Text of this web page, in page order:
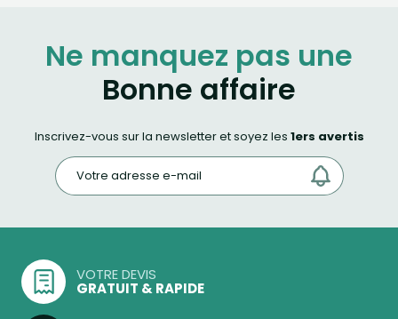
Ne manquez pas une
Bonne affaire
Inscrivez-vous sur la newsletter et soyez les 1ers avertis
VOTRE DEVIS
GRATUIT & RAPIDE